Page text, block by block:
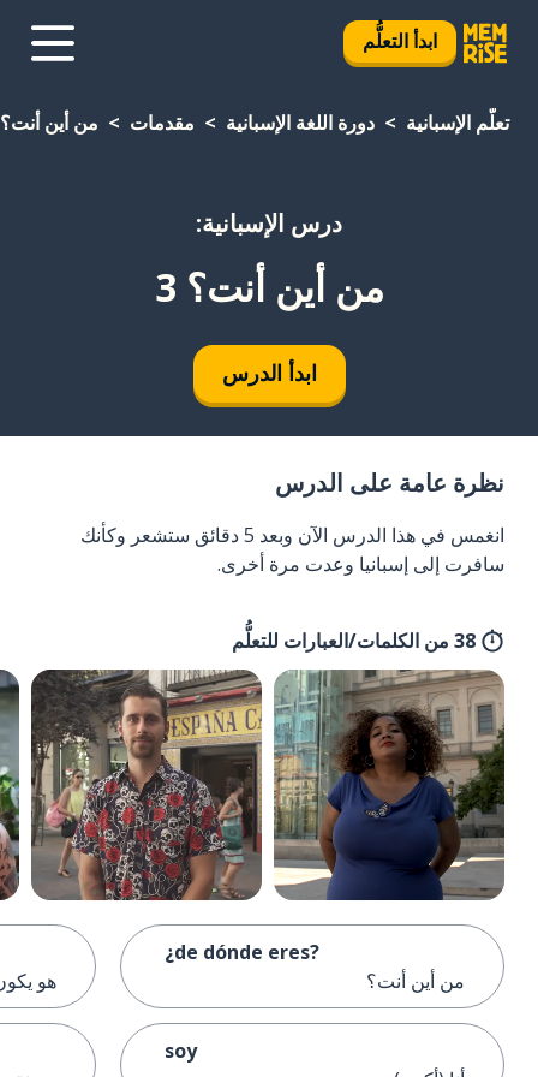
ابدأ التعلُّم
تعلَّم الإسبانية دورة اللغة الإسبانية مقدمات من أين أنت؟
درس الإسبانية:
من أين أنت؟ 3
ابدأ الدرس
نظرة عامة على الدرس
انغمس في هذا الدرس الآن وبعد 5 دقائق ستشعر وكأنك
سافرت إلى إسبانيا وعدت مرة أخرى.
38 من الكلمات/العبارات للتعلُّم
¿de dónde eres?
من أين أنت؟
soy
هو